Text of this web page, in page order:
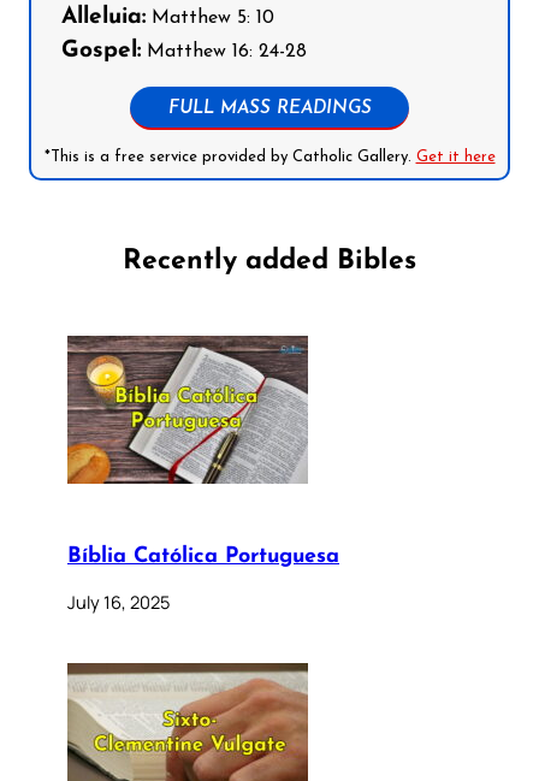
Alleluia: Matthew 5: 10
Gospel: Matthew 16: 24-28
FULL MASS READINGS
*This is a free service provided by Catholic Gallery. Get it here
Recently added Bibles
Bíblia Católica Portuguesa
July 16, 2025